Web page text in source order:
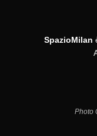
SpazioMilan
Photo